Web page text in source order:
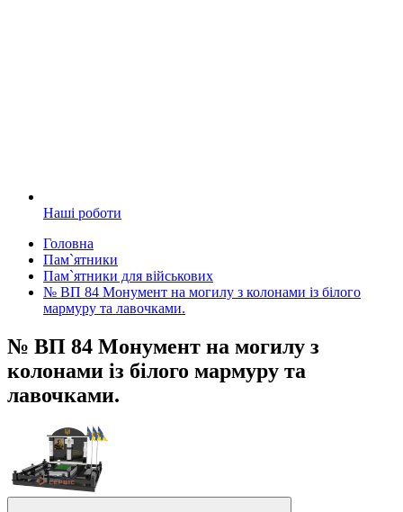
Наші роботи
Головна
Пам`ятники
Пам`ятники для військових
№ ВП 84 Монумент на могилу з колонами із білого
мармуру та лавочками.
№ ВП 84 Монумент на могилу з
колонами із білого мармуру та
лавочками.